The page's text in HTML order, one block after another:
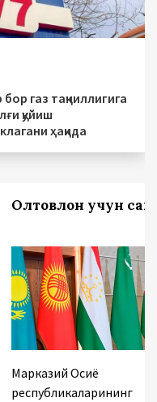
газ тақчиллигига
қуйиш
ҳақида
Олтовлон учун
Марказий Осиё
республикаларининг